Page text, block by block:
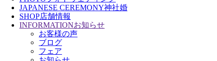
JAPANESE CEREMONY神社婚
SHOP店舗情報
INFORMATIONお知らせ
お客様の声
ブログ
フェア